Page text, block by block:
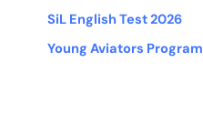
SiL English Test 2026
Young Aviators Program